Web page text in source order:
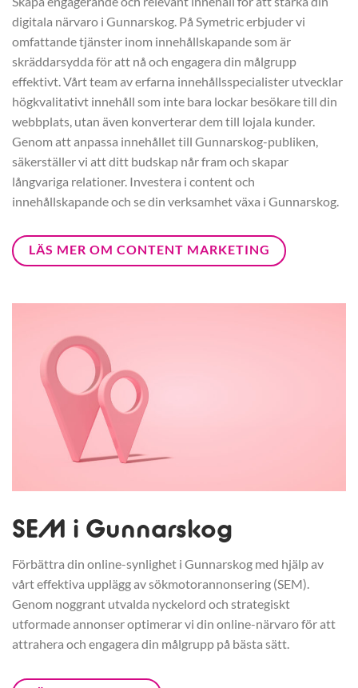
digitala närvaro i Gunnarskog. På Symetric erbjuder vi
omfattande tjänster inom innehållskapande som är
skräddarsydda för att nå och engagera din målgrupp
effektivt. Vårt team av erfarna innehållsspecialister utvecklar
högkvalitativt innehåll som inte bara lockar besökare till din
webbplats, utan även konverterar dem till lojala kunder.
Genom att anpassa innehållet till Gunnarskog-publiken,
säkerställer vi att ditt budskap når fram och skapar
långvariga relationer. Investera i content och
innehållskapande och se din verksamhet växa i Gunnarskog.
LÄS MER OM CONTENT MARKETING
SEM i Gunnarskog
Förbättra din online-synlighet i Gunnarskog med hjälp av
vårt effektiva upplägg av sökmotorannonsering (SEM).
Genom noggrant utvalda nyckelord och strategiskt
utformade annonser optimerar vi din online-närvaro för att
attrahera och engagera din målgrupp på bästa sätt.